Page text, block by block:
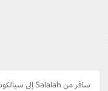
سافر من Salalah إلى سيالكوت